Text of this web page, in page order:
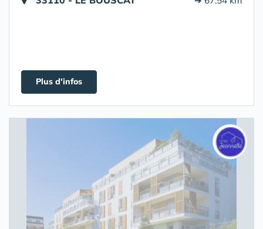
Plus d'infos